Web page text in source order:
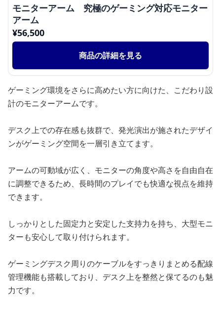
モニターアーム 究極のゲーミング対応モニター
アーム
¥56,500
商品の詳細を見る
ゲーミング環境をさらに高めたい方に向けた、こだわり設
計のモニターアームです。
デスク上での存在感も抜群で、発光演出が施されたデザイ
ンがゲーミング空間を一層引き立てます。
アームの可動域が広く、モニターの角度や高さを自由自在
に調整できるため、長時間のプレイでも快適な視点を維持
できます。
しっかりとした固定力と安定した支持力を持ち、大型モニ
ターも安心して取り付けられます。
ゲーミングデスク周りのケーブルをすっきりまとめる配線
管理機能も搭載しており、デスク上を整然と保てるのも魅
力です。